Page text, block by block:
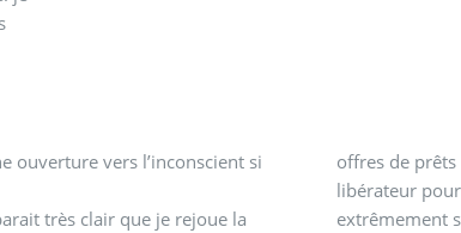
ouverture vers l’inconscient si
très clair que je rejoue la
offres de
libérateur
car incertaine. Je trouve que